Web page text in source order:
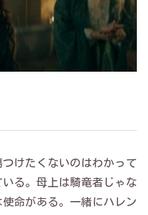
けたくないのはわかって
る。母上は騎竜者じゃな
命がある。一緒にハレン